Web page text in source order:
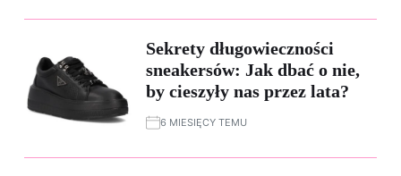
Sekrety długowieczności
sneakersów: Jak dbać o nie,
by cieszyły nas przez lata?
6 MIESIĘCY TEMU